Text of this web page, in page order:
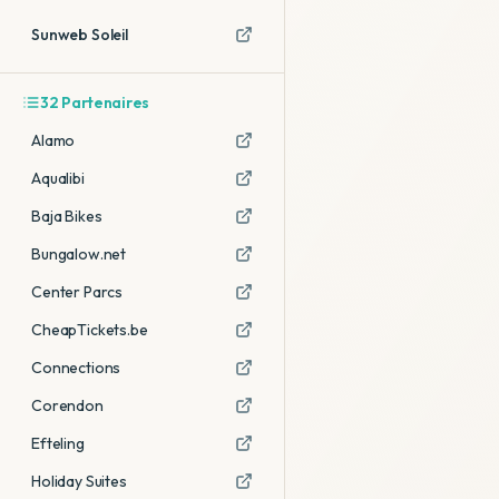
Sunweb Soleil
32 Partenaires
Alamo
Aqualibi
Baja Bikes
Bungalow.net
Center Parcs
CheapTickets.be
Connections
Corendon
Efteling
Holiday Suites